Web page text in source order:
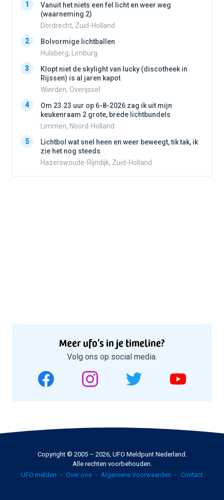
1
Vanuit het niets een fel licht en weer weg
(waarneming 2)
Dordrecht, Zuid-Holland
2
Bolvormige lichtballen
Hulsberg, Limburg
3
Klopt niet de skylight van lucky (discotheek in
Rijssen) is al jaren kapot
Wierden, Overijssel
4
Om 23.23 uur op 6-8-2026 zag ik uit mijn
keukenraam 2 grote, brede lichtbundels
Limmen, Noord-Holland
5
Lichtbol wat snel heen en weer beweegt, tik tak, ik
zie het nog steeds
Hazerswoude-Rijndijk, Zuid-Holland
Meer ufo’s in je timeline?
Volg ons op social media.
Copyright © 2005 – 2026, UFO Meldpunt Nederland.
Alle rechten voorbehouden.
UFO melden
Over ons Algemene Voorwaarden Contact